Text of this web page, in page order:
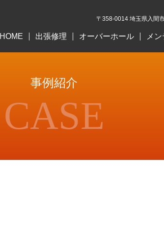
〒358-0014 埼玉県入間
HOME 出張修理 オーバーホール メ
事例紹介
CASE